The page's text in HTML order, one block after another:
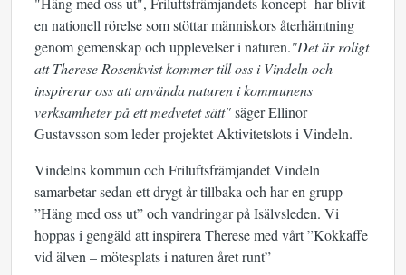
en nationell rörelse som stöttar människors återhämtning
genom gemenskap och upplevelser i naturen."Det är roligt
att Therese Rosenkvist kommer till oss i Vindeln och
inspirerar oss att använda naturen i kommunens
verksamheter på ett medvetet sätt"säger Ellinor
Gustavsson som leder projektet Aktivitetslots i Vindeln.
Vindelns kommun och Friluftsfrämjandet Vindeln
samarbetar sedan ett drygt år tillbaka och har en grupp
”Häng med oss ut” och vandringar på Isälvsleden. Vi
hoppas i gengäld att inspirera Therese med vårt ”Kokkaffe
vid älven – mötesplats i naturen året runt”